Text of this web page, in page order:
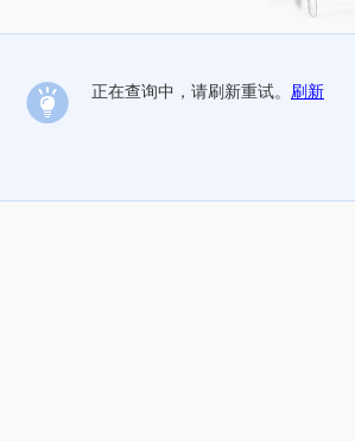
正在查询中，请刷新重试。 刷新